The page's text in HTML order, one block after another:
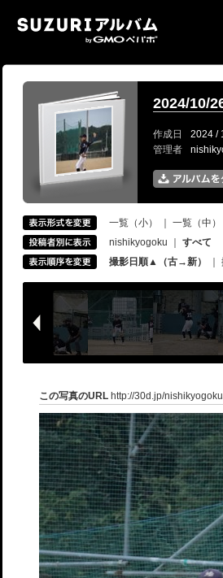
2024/10/
作成日 2024 /
管理者
一覧（小） 一覧（中）
nishikyogoku
すべて
撮影日順▲（古→新）
この写真のURL http://30d.jp/